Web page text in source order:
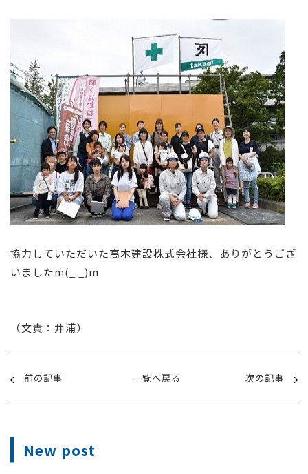
協力していただいた高木建設株式会社様、ありがとうござ
いましたm(_ _)m
（文責：井浦）
前の記事 一覧へ戻る 次の記事
New post